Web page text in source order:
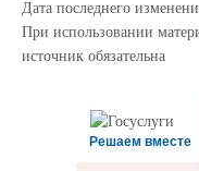
Дата последнего
При использовании
источник обязательна
Решаем вместе